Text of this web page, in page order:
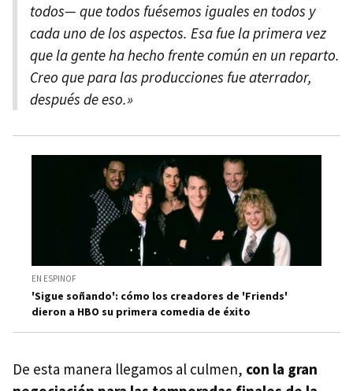
todos— que todos fuésemos iguales en todos y
cada uno de los aspectos. Esa fue la primera vez
que la gente ha hecho frente común en un reparto.
Creo que para las producciones fue aterrador,
después de eso.»
EN ESPINOF
'Sigue soñando': cómo los creadores de 'Friends'
dieron a HBO su primera comedia de éxito
De esta manera llegamos al culmen, con la gran